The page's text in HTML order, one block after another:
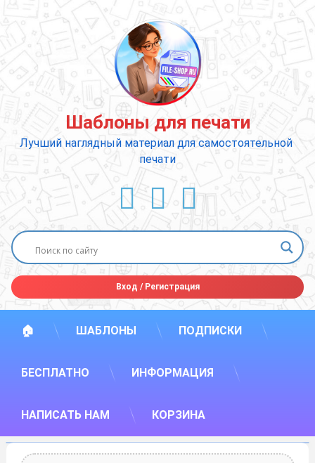
содержимому
Шаблоны для печати
Лучший наглядный материал для самостоятельной
печати
ВКонтакте
YouTube
E-mail
Вход /Регистрация
🏠 ШАБЛОНЫ ПОДПИСКИ
БЕСПЛАТНО ИНФОРМАЦИЯ
НАПИСАТЬ НАМ КОРЗИНА